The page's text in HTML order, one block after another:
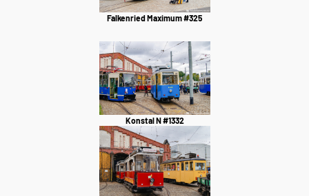
Falkenried Maximum #325
Konstal N #1332